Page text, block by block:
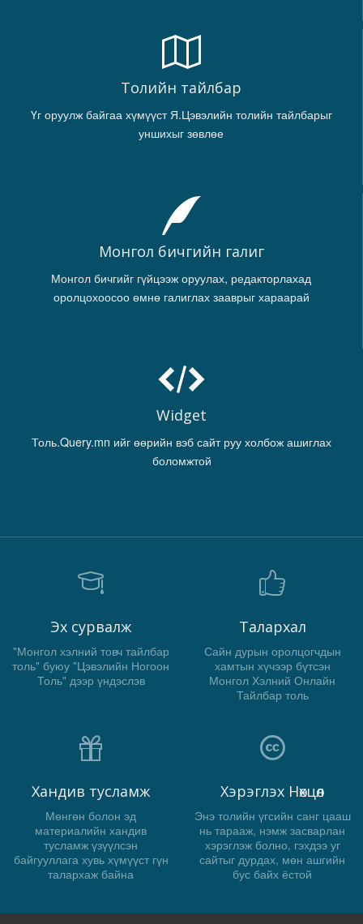
Толийн тайлбар
Үг оруулж байгаа хүмүүст Я.Цэвэлийн толийн тайлбарыг
уншихыг зөвлөе
Монгол бичгийн галиг
Монгол бичгийг гүйцээж оруулах, редакторлахад
оролцохоосоо өмнө галиглах зааврыг хараарай
Widget
Толь.Query.mn ийг өөрийн вэб сайт руу холбож ашиглах
боломжтой
Эх сурвалж
"Монгол хэлний товч тайлбар
толь" буюу "Цэвэлийн Ногоон
Толь" дээр үндэслэв
Талархал
Сайн дурын оролцогчдын
хамтын хүчээр бүтсэн
Монгол Хэлний Онлайн
Тайлбар толь
Хандив тусламж
Мөнгөн болон эд
материалийн хандив
тусламж үзүүлсэн
байгууллага хувь хүмүүст гүн
талархаж байна
Хэрэглэх Нөхцөл
Энэ толийн үгсийн санг цааш
нь тарааж, нэмж засварлан
хэрэглэж болно, гэхдээ уг
сайтыг дурдах, мөн ашгийн
бус байх ёстой